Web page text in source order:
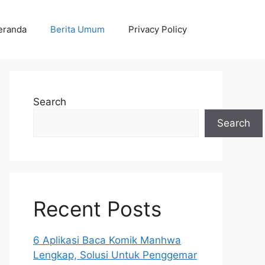
Berita Umum Privacy Policy
Search
Search
Recent Posts
6 Aplikasi Baca Komik Manhwa
Lengkap, Solusi Untuk Penggemar